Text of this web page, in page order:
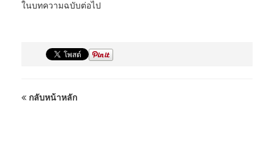
ในบทความฉบับต่อไป
กลับหน้าหลัก